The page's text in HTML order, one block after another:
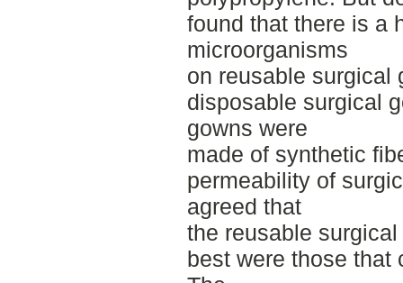
found that there is a
microorganisms
on reusable surgical
disposable surgical
gowns were
made of synthetic
permeability of
agreed that
the reusable
best were those that